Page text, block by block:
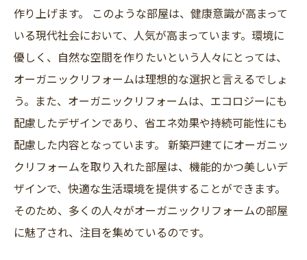
作り上げます。 このような部屋は、健康意識が高まって
いる現代社会において、人気が高まっています。環境に
優しく、自然な空間を作りたいという人々にとっては、
オーガニックリフォームは理想的な選択と言えるでしょ
う。また、オーガニックリフォームは、エコロジーにも
配慮したデザインであり、省エネ効果や持続可能性にも
配慮した内容となっています。 新築戸建てにオーガニッ
クリフォームを取り入れた部屋は、機能的かつ美しいデ
ザインで、快適な生活環境を提供することができます。
そのため、多くの人々がオーガニックリフォームの部屋
に魅了され、注目を集めているのです。